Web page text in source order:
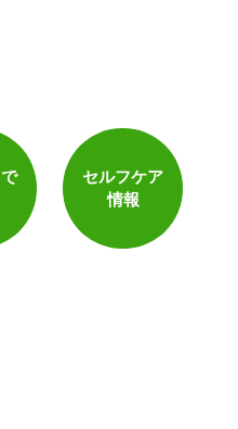
セルフケア
情報